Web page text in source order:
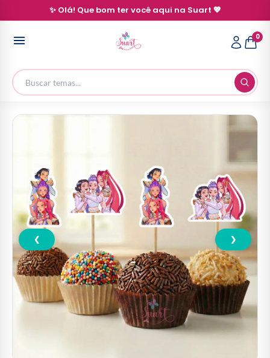
✨ Olá! Que bom ter você aqui na Suart 💖
0
❮ ❯